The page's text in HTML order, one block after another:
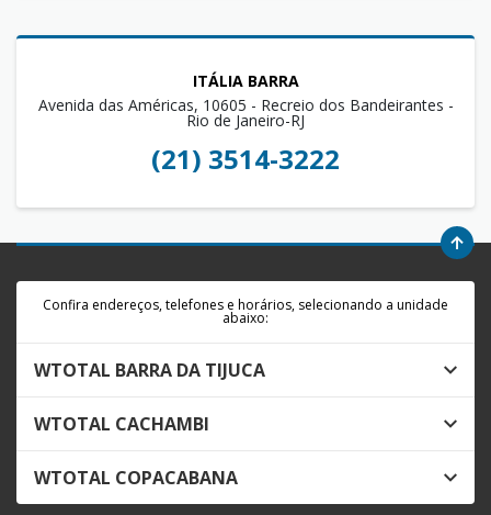
ITÁLIA BARRA
Avenida das Américas, 10605 - Recreio dos Bandeirantes -
Rio de Janeiro-RJ
(21) 3514-3222
Confira endereços, telefones e horários, selecionando a unidade
abaixo:
WTOTAL BARRA DA TIJUCA
WTOTAL CACHAMBI
WTOTAL COPACABANA